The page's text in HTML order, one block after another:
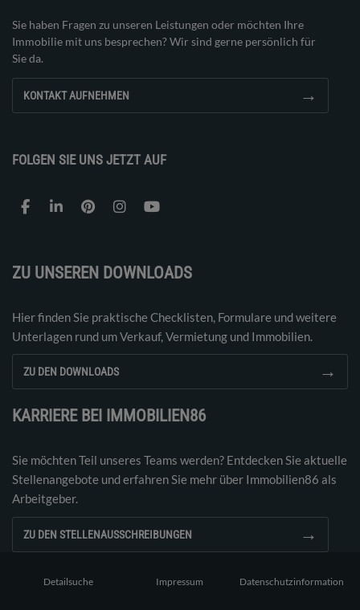
Sie haben Fragen zu unseren Leistungen oder möchten Ihre
Immobilie mit uns besprechen? Wir sind gerne persönlich für
Sie da.
KONTAKT AUFNEHMEN →
FOLGEN SIE UNS JETZT AUF
ZU UNSEREN DOWNLOADS
Hier finden Sie praktische Checklisten, Formulare und weitere
Unterlagen rund um Verkauf, Vermietung und Immobilien.
ZU DEN DOWNLOADS →
KARRIERE BEI IMMOBILIEN86
Sie möchten Teil unseres Teams werden? Entdecken Sie aktuelle
Stellenangebote und erfahren Sie mehr über Immobilien86 als
Arbeitgeber.
ZU DEN STELLENAUSSCHREIBUNGEN →
Detailsuche Impressum Datenschutzinformation